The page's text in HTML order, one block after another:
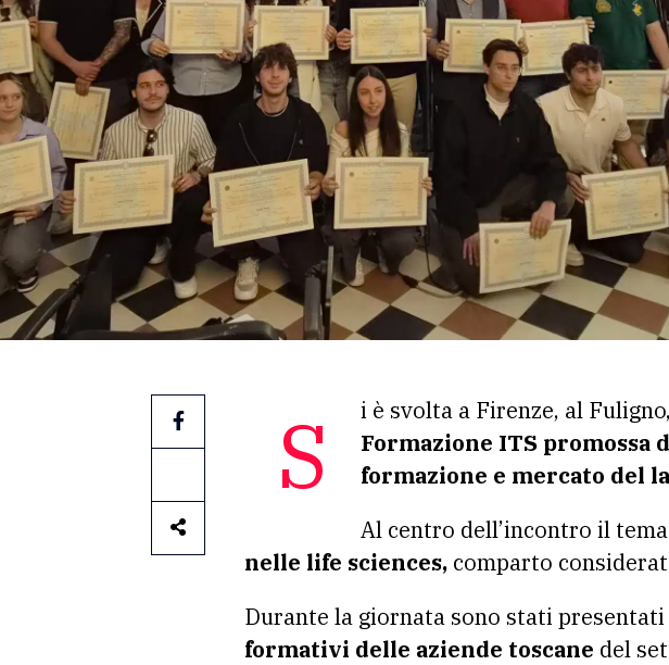
Si è svolta a Firenze, al
Formazione ITS promossa
formazione e mercato del
Al centro dell’incontro il
nelle life sciences, comparto
Durante la giornata sono stati
formativi delle aziende toscane del